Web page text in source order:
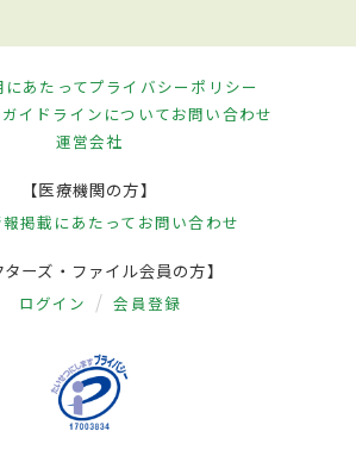
にあたってプライバシーポリシー
イドラインについてお問い合わせ
運営会社
【医療機関の方】
掲載にあたって お問い合わせ
ターズ・ファイル会員の方】
ログイン 会員登録